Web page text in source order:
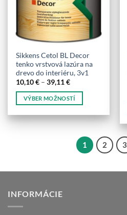
vybrať
stránke
produktu.
Sikkens Cetol BL Decor
tenko vrstvová lazúra na
drevo do interiéru, 3v1
10,10€ – 39,11€Price
10,10 €
through
VÝBER MOŽNOSTÍ
produkt
vybrať
na
1 2 3
INFORMÁCIE